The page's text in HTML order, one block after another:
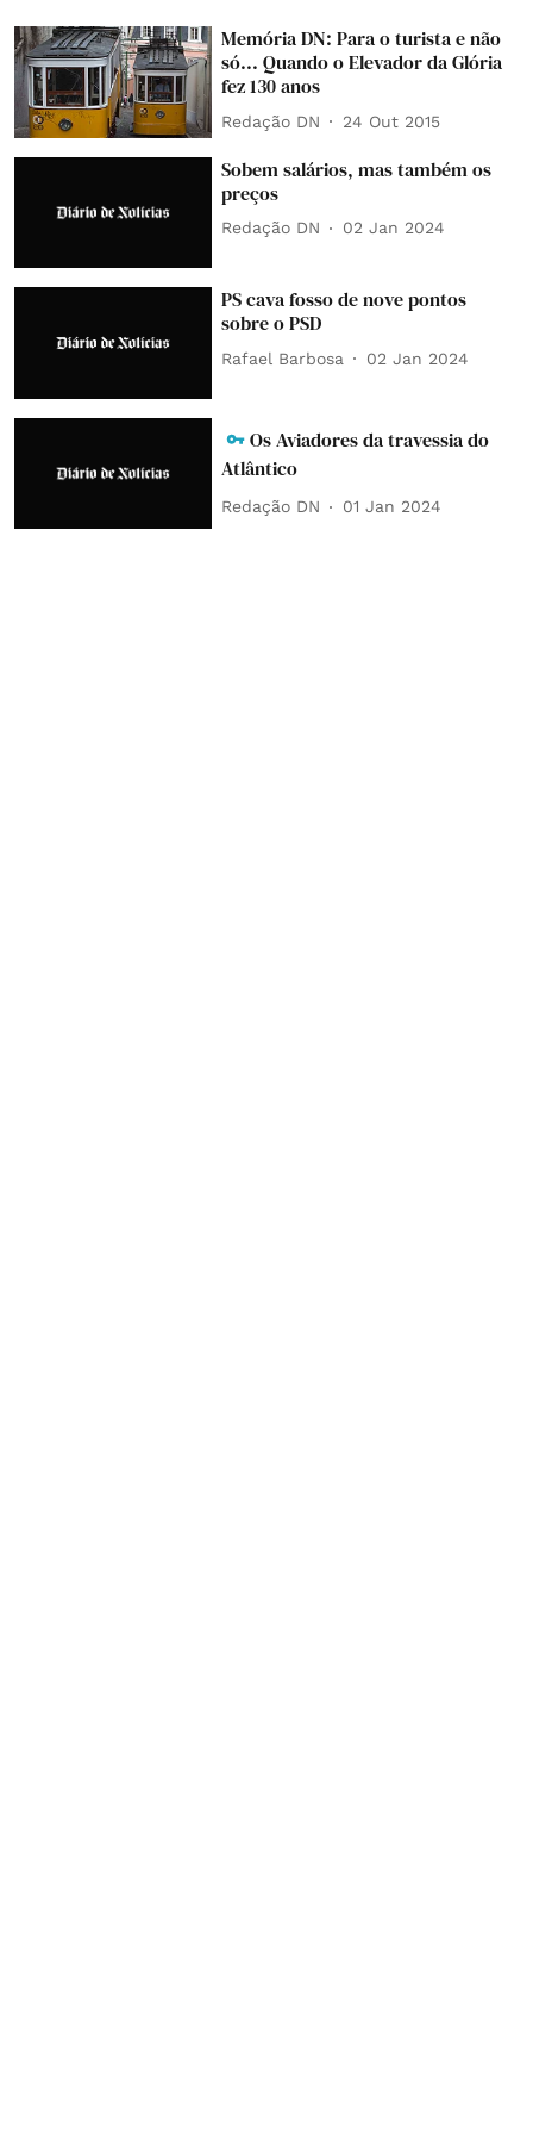
Memória DN: Para o turista e não
só... Quando o Elevador da Glória
fez 130 anos
Redação DN 24 Out 2015
Sobem salários, mas também os
preços
Redação DN 02 Jan 2024
PS cava fosso de nove pontos
sobre o PSD
Rafael Barbosa 02 Jan 2024
Os Aviadores da travessia do
Atlântico
Redação DN 01 Jan 2024